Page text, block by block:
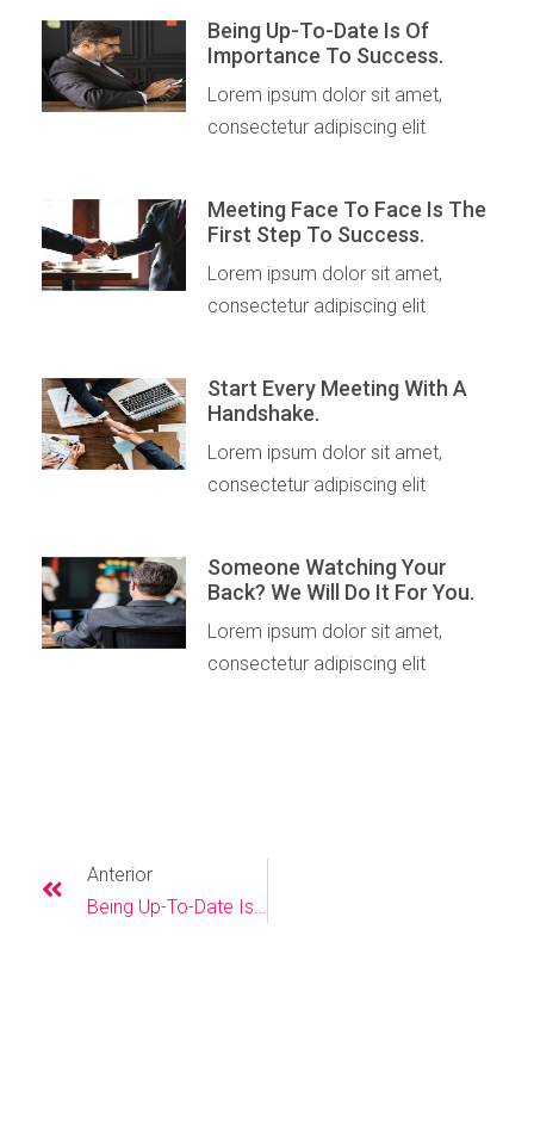
Being Up-To-Date Is Of
Importance To Success.
Lorem ipsum dolor sit amet,
consectetur adipiscing elit
Meeting Face To Face Is The
First Step To Success.
Lorem ipsum dolor sit amet,
consectetur adipiscing elit
Start Every Meeting With A
Handshake.
Lorem ipsum dolor sit amet,
consectetur adipiscing elit
Someone Watching Your
Back? We Will Do It For You.
Lorem ipsum dolor sit amet,
consectetur adipiscing elit
Anterior
Being Up-To-Date Is Of Importance To Success.